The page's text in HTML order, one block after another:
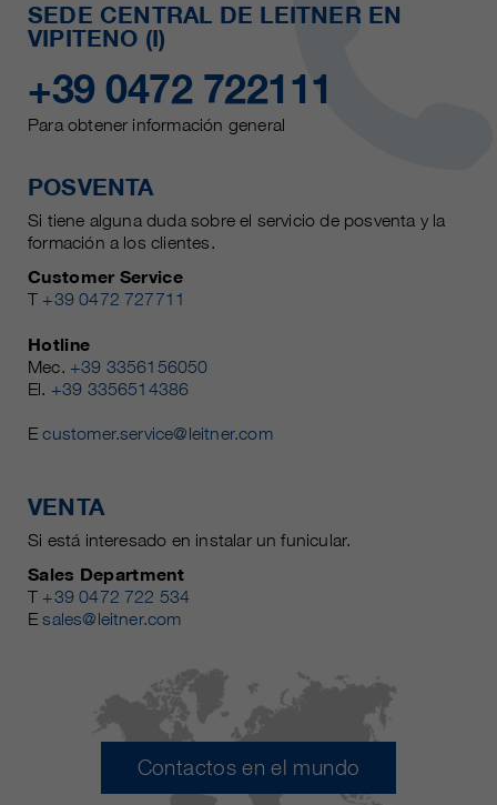
SEDE CENTRAL DE LEITNER EN
VIPITENO (I)
+39 0472 722111
Para obtener información general
POSVENTA
Si tiene alguna duda sobre el servicio de posventa y la
formación a los clientes.
Customer Service
T +39 0472 727711
Hotline
Mec. +39 3356156050
El. +39 3356514386
Ecustomer.service@leitner.com
VENTA
Si está interesado en instalar un funicular.
Sales Department
T +39 0472 722 534
Esales@leitner.com
Contactos en el mundo